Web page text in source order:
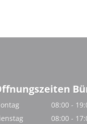
08:00 -
Von 08:00
08:00 -